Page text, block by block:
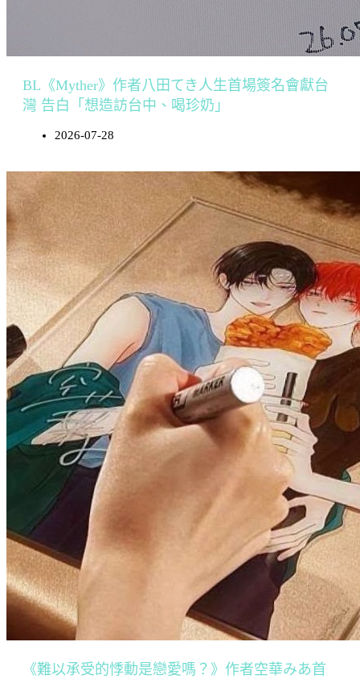
BL《Myther》作者八田てき人生首場簽名會獻台
灣 告白「想造訪台中、喝珍奶」
2026-07-28
《難以承受的悸動是戀愛嗎？》作者空華みあ首